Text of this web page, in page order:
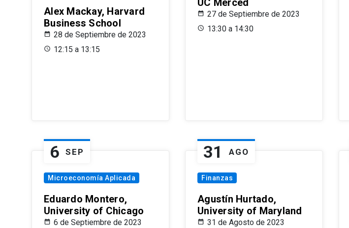
Alex Mackay, Harvard
Business School
28 de Septiembre de 2023
12:15 a 13:15
UC Merced
27 de Septiembre de 2023
13:30 a 14:30
6 SEP
Microeconomía Aplicada
Eduardo Montero,
University of Chicago
6 de Septiembre de 2023
31 AGO
Finanzas
Agustín Hurtado,
University of Maryland
31 de Agosto de 2023